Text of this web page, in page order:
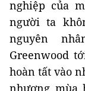
nghiệp của
người ta
nguyên
Greenwood
hoàn tất vào
nhượng mùa